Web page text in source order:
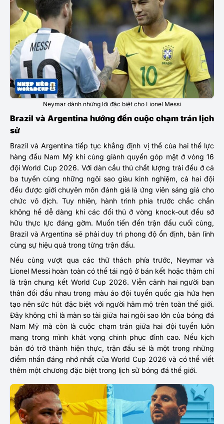
Neymar dành những lời đặc biệt cho Lionel Messi
Brazil và Argentina hướng đến cuộc chạm trán lịch
sử
Brazil và Argentina tiếp tục khẳng định vị thế của hai thế lực
hàng đầu Nam Mỹ khi cùng giành quyền góp mặt ở vòng 16
đội World Cup 2026. Với dàn cầu thủ chất lượng trải đều ở cả
ba tuyến cùng những ngôi sao giàu kinh nghiệm, cả hai đội
đều được giới chuyên môn đánh giá là ứng viên sáng giá cho
chức vô địch. Tuy nhiên, hành trình phía trước chắc chắn
không hề dễ dàng khi các đối thủ ở vòng knock-out đều sở
hữu thực lực đáng gờm. Muốn tiến đến trận đấu cuối cùng,
Brazil và Argentina sẽ phải duy trì phong độ ổn định, bản lĩnh
cùng sự hiệu quả trong từng trận đấu.
Nếu cùng vượt qua các thử thách phía trước, Neymar và
Lionel Messi hoàn toàn có thể tái ngộ ở bán kết hoặc thậm chí
là trận chung kết World Cup 2026. Viễn cảnh hai người bạn
thân đối đầu nhau trong màu áo đội tuyển quốc gia hứa hẹn
tạo nên sức hút đặc biệt với người hâm mộ trên toàn thế giới.
Đây không chỉ là màn so tài giữa hai ngôi sao lớn của bóng đá
Nam Mỹ mà còn là cuộc chạm trán giữa hai đội tuyển luôn
mang trong mình khát vọng chinh phục đỉnh cao. Nếu kịch
bản đó trở thành hiện thực, trận đấu sẽ là một trong những
điểm nhấn đáng nhớ nhất của World Cup 2026 và có thể viết
thêm một chương đặc biệt trong lịch sử bóng đá thế giới.